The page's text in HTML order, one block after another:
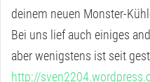
deinem neuen Monster-
Bei uns lief auch einiges
aber wenigstens ist seit
http://